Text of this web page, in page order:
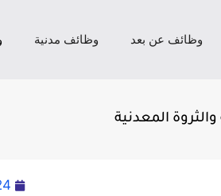
وظائف عن بعد وظائف مدنية